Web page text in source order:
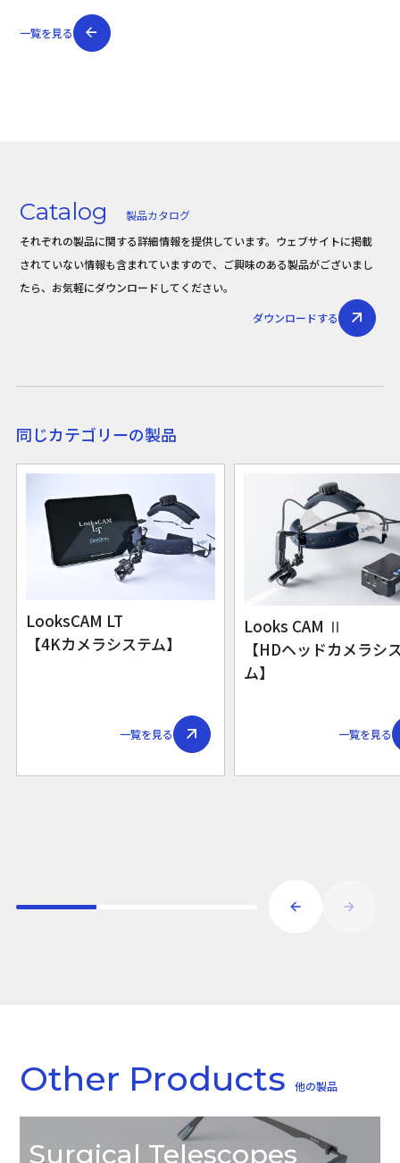
一覧を見る
Catalog 製品カタログ
それぞれの製品に関する詳細情報を提供しています。ウェブサイトに掲載
されていない情報も含まれていますので、ご興味のある製品がございまし
たら、お気軽にダウンロードしてください。
ダウンロードする
同じカテゴリーの製品
LooksCAM LT
【4Kカメラシステム】
一覧を見る
Looks CAM Ⅱ
【HDヘッドカメラシ
ム】
一覧を見る
Other Products他の製品
Surgical Telescopes